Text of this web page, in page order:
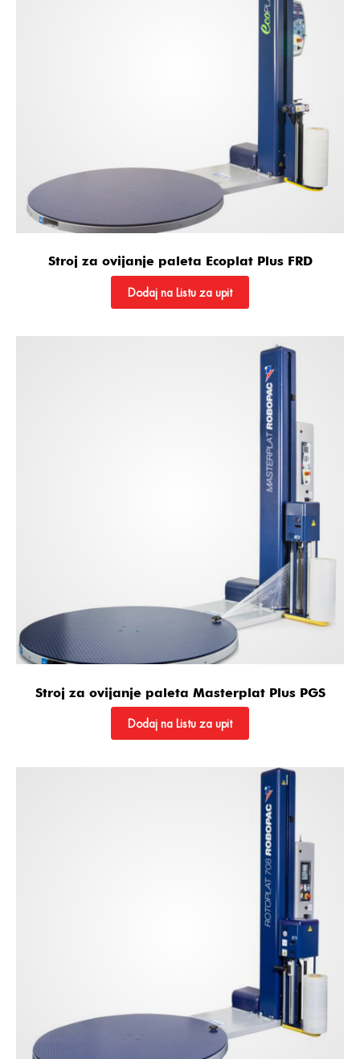
Stroj za ovijanje paleta Ecoplat Plus FRD
Dodaj na Listu za upit
Stroj za ovijanje paleta Masterplat Plus PGS
Dodaj na Listu za upit